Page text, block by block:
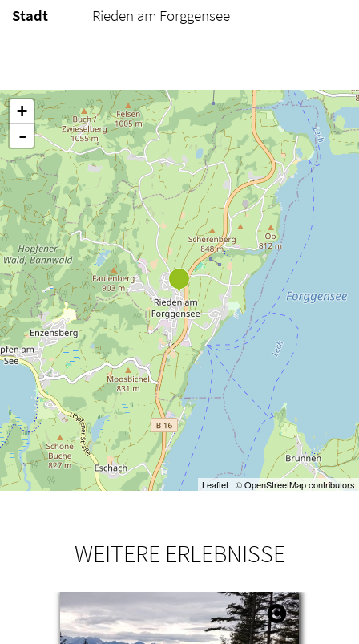
Stadt
Rieden am Forggensee
+
-
Leaflet | ©OpenStreetMap contributors
WEITERE ERLEBNISSE